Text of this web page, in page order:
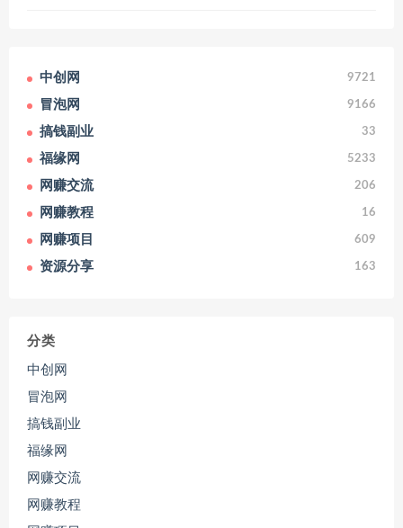
中创网 9721
冒泡网 9166
搞钱副业 33
福缘网 5233
网赚交流 206
网赚教程 16
网赚项目 609
资源分享 163
分类
中创网
冒泡网
搞钱副业
福缘网
网赚交流
网赚教程